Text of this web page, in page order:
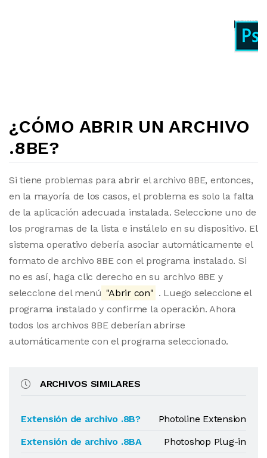
¿CÓMO ABRIR UN ARCHIVO
.8BE?
Si tiene problemas para abrir el archivo 8BE, entonces,
en la mayoría de los casos, el problema es solo la falta
de la aplicación adecuada instalada. Seleccione uno de
los programas de la lista e instálelo en su dispositivo. El
sistema operativo debería asociar automáticamente el
formato de archivo 8BE con el programa instalado. Si
no es así, haga clic derecho en su archivo 8BE y
seleccione del menú "Abrir con" . Luego seleccione el
programa instalado y confirme la operación. Ahora
todos los archivos 8BE deberían abrirse
automáticamente con el programa seleccionado.
ARCHIVOS SIMILARES
Extensión de archivo .8B?
Photoline Extension
Extensión de archivo .8BA
Photoshop Plug-in